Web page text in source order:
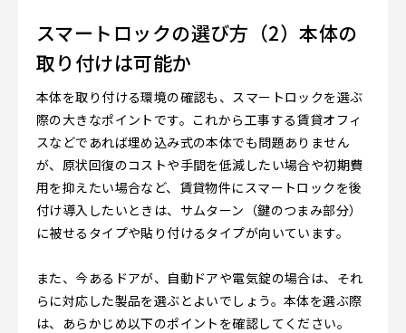
スマートロックの選び方（2）本体の
取り付けは可能か
本体を取り付ける環境の確認も、スマートロックを選ぶ
際の大きなポイントです。これから工事する賃貸オフィ
スなどであれば埋め込み式の本体でも問題ありません
が、原状回復のコストや手間を低減したい場合や初期費
用を抑えたい場合など、賃貸物件にスマートロックを後
付け導入したいときは、サムターン（鍵のつまみ部分）
に被せるタイプや貼り付けるタイプが向いています。
また、今あるドアが、自動ドアや電気錠の場合は、それ
らに対応した製品を選ぶとよいでしょう。本体を選ぶ際
は、あらかじめ以下のポイントを確認してください。